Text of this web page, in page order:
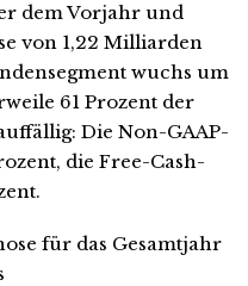
dem Vorjahr und
von 1,22 Milliarden
wuchs um
61 Prozent der
Die Non-GAAP-
die Free-Cash-
für das Gesamtjahr